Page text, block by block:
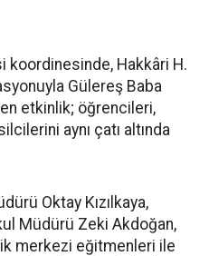
koordinesinde, Hakkâri H.
Gülereş Baba
etkinlik; öğrencileri,
aynı çatı altında
Oktay Kızılkaya,
Müdürü Zeki Akdoğan,
merkezi eğitmenleri ile